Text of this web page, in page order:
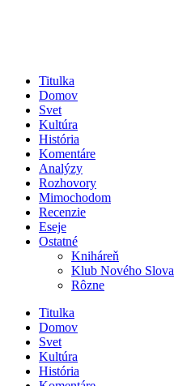
Titulka
Domov
Svet
Kultúra
História
Komentáre
Analýzy
Rozhovory
Mimochodom
Recenzie
Eseje
Ostatné
Kniháreň
Klub Nového Slova
Rôzne
Titulka
Domov
Svet
Kultúra
História